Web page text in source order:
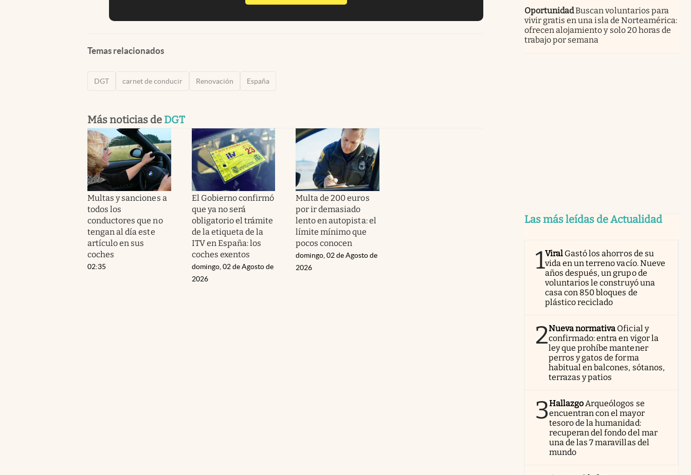
Temas relacionados
DGT carnet de conducir Renovación España
Más noticias de DGT
Multas y sanciones a
todos los
conductores que no
tengan al día este
artículo en sus
coches
02:35
El Gobierno confirmó
que ya no será
obligatorio el trámite
de la etiqueta de la
ITV en España: los
coches exentos
domingo, 02 de Agosto de
2026
Multa de 200 euros
por ir demasiado
lento en autopista: el
límite mínimo que
pocos conocen
domingo, 02 de Agosto de
2026
OportunidadBuscan voluntarios para
vivir gratis en una isla de Norteamérica:
ofrecen alojamiento y solo 20 horas de
trabajo por semana
Las más leídas de Actualidad
1Viral Gastó los ahorros de su
vida en un terreno vacío. Nueve
años después, un grupo de
voluntarios le construyó una
casa con 850 bloques de
plástico reciclado
2Nueva normativa Oficial y
confirmado: entra en vigor la
ley que prohíbe mantener
perros y gatos de forma
habitual en balcones, sótanos,
terrazas y patios
3HallazgoArqueólogos se
encuentran con el mayor
tesoro de la humanidad:
recuperan del fondo del mar
una de las 7 maravillas del
mundo